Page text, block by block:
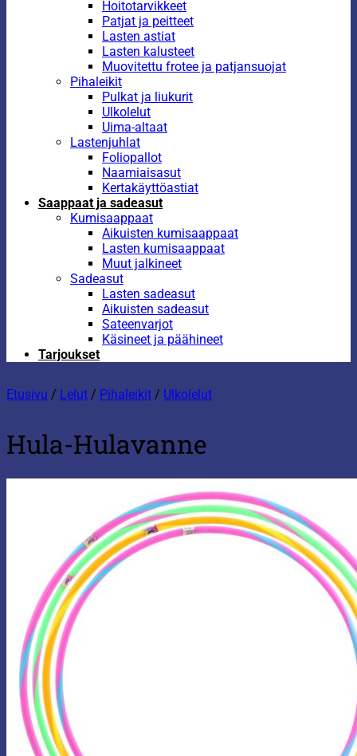
Hoitotarvikkeet
Patjat ja peitteet
Lasten astiat
Lasten kalusteet
Muovitettu frotee ja patjansuojat
Pihaleikit
Pulkat ja liukurit
Ulkolelut
Uima-altaat
Lastenjuhlat
Foliopallot
Naamiaisasut
Kertakäyttöastiat
Saappaat ja sadeasut
Kumisaappaat
Aikuisten kumisaappaat
Lasten kumisaappaat
Muut jalkineet
Sadeasut
Lasten sadeasut
Aikuisten sadeasut
Sateenvarjot
Käsineet ja päähineet
Tarjoukset
Etusivu / Lelut / Pihaleikit / Ulkolelut
Hula-Hulavanne